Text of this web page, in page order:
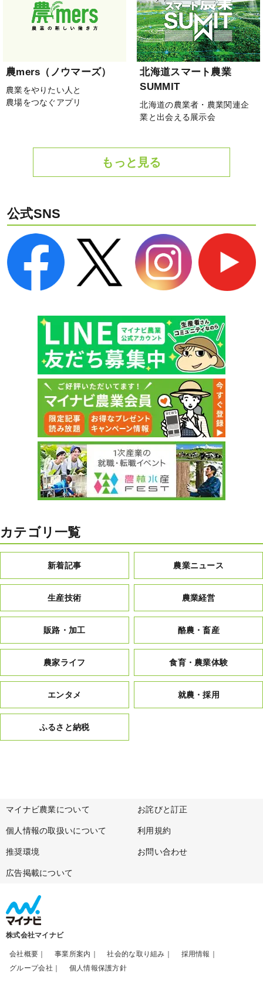
農mers（ノウマーズ）
農業をやりたい人と
農場をつなぐアプリ
北海道スマート農業
SUMMIT
北海道の農業者・農業関連企
業と出会える展示会
もっと見る
公式SNS
カテゴリ一覧
新着記事 農業ニュース
生産技術 農業経営
販路・加工 酪農・畜産
農家ライフ 食育・農業体験
エンタメ 就農・採用
ふるさと納税
マイナビ農業について お詫びと訂正
個人情報の取扱いについて 利用規約
推奨環境 お問い合わせ
広告掲載について
株式会社マイナビ
会社概要 事業所案内 社会的な取り組み
採用情報
グループ会社
個人情報保護方針